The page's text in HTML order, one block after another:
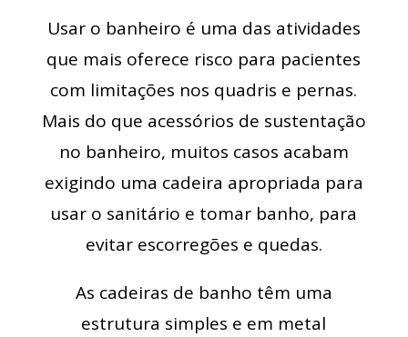
Usar o banheiro é uma das atividades
que mais oferece risco para pacientes
com limitações nos quadris e pernas.
Mais do que acessórios de sustentação
no banheiro, muitos casos acabam
exigindo uma cadeira apropriada para
usar o sanitário e tomar banho, para
evitar escorregões e quedas.
As cadeiras de banho têm uma
estrutura simples e em metal